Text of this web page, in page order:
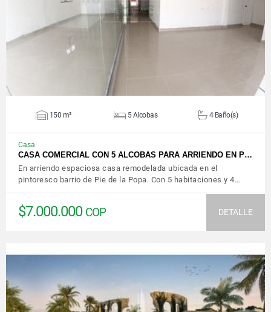
VER DETALLES
150 m² 5 Alcobas 4 Baño(s)
Casa
CASA COMERCIAL CON 5 ALCOBAS PARA ARRIENDO EN P…
En arriendo espaciosa casa remodelada ubicada en el
pintoresco barrio de Pie de la Popa. Con 5 habitaciones y 4…
$7.000.000 COP DETALLE